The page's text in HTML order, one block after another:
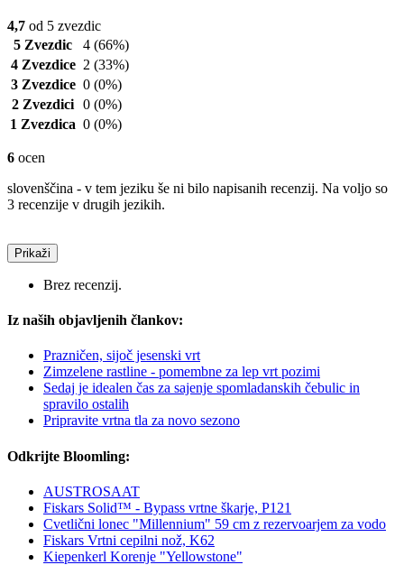
4,7 od 5 zvezdic
5 Zvezdic
4 (66%)
4 Zvezdice 2 (33%)
3 Zvezdice 0 (0%)
2 Zvezdici 0 (0%)
1 Zvezdica 0 (0%)
6 ocen
slovenščina - v tem jeziku še ni bilo napisanih recenzij. Na voljo so
3 recenzije v drugih jezikih.
Prikaži
Brez recenzij.
Iz naših objavljenih člankov:
Prazničen, sijoč jesenski vrt
Zimzelene rastline - pomembne za lep vrt pozimi
Sedaj je idealen čas za sajenje spomladanskih čebulic in
spravilo ostalih
Pripravite vrtna tla za novo sezono
Odkrijte Bloomling:
AUSTROSAAT
Fiskars Solid™ - Bypass vrtne škarje, P121
Cvetlični lonec "Millennium" 59 cm z rezervoarjem za vodo
Fiskars Vrtni cepilni nož, K62
Kiepenkerl Korenje "Yellowstone"